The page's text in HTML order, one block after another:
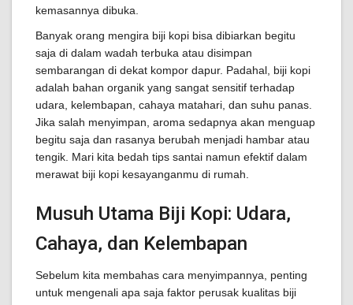
kemasannya dibuka.
Banyak orang mengira biji kopi bisa dibiarkan begitu
saja di dalam wadah terbuka atau disimpan
sembarangan di dekat kompor dapur. Padahal, biji kopi
adalah bahan organik yang sangat sensitif terhadap
udara, kelembapan, cahaya matahari, dan suhu panas.
Jika salah menyimpan, aroma sedapnya akan menguap
begitu saja dan rasanya berubah menjadi hambar atau
tengik. Mari kita bedah tips santai namun efektif dalam
merawat biji kopi kesayanganmu di rumah.
Musuh Utama Biji Kopi: Udara,
Cahaya, dan Kelembapan
Sebelum kita membahas cara menyimpannya, penting
untuk mengenali apa saja faktor perusak kualitas biji